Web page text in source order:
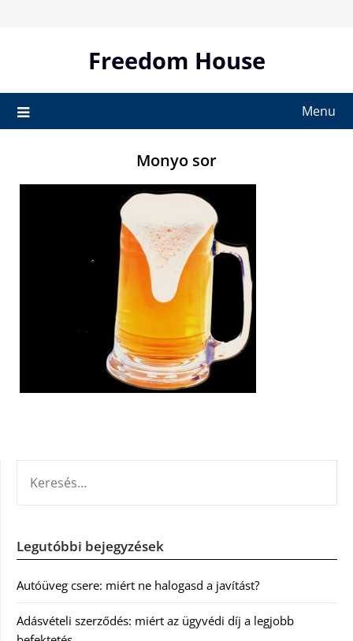
Freedom House
Menu
Monyo sor
Legutóbbi bejegyzések
Autóüveg csere: miért ne halogasd a javítást?
Adásvételi szerződés: miért az ügyvédi díj a legjobb